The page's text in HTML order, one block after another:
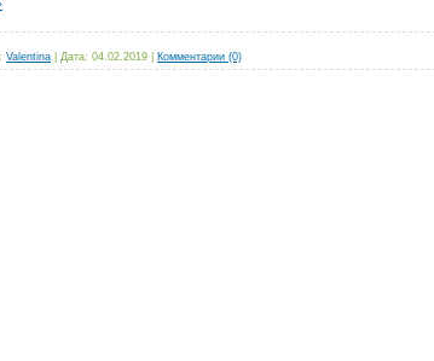
Valentina Дата: 04.02.2019 Комментарии (0)